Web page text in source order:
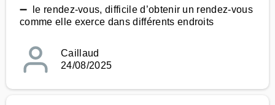
➖ le rendez-vous, difficile d’obtenir un rendez-vous
comme elle exerce dans différents endroits
Caillaud
24/08/2025